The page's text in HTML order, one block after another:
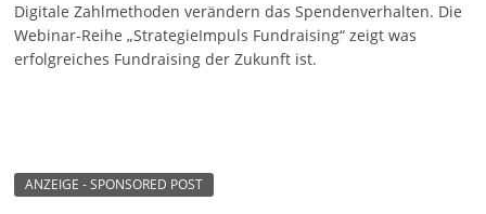
Digitale Zahlmethoden verändern das Spendenverhalten. Die
Webinar-Reihe „StrategieImpuls Fundraising“ zeigt was
erfolgreiches Fundraising der Zukunft ist.
ANZEIGE - SPONSORED POST